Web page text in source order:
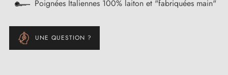
Poignées Italiennes 100% laiton et "fabriquées main"
UNE QUESTION ?